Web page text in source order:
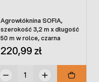
Agrowłóknina SOFIA,
szerokość 3,2 m x długość
50 m w rolce, czarna
220,99 zł